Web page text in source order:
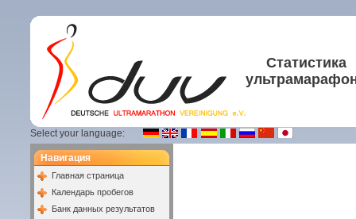
Статистика
Select your language:
Навигация
Главная страница
Календарь пробегов
Банк данных результатов